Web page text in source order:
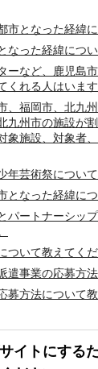
市となった経緯
なった経緯につ
ーなど、鹿児島
くれる人はいます
、福岡市、北九
九州市の施設が
象施設、対象者
年芸術祭について
となった経緯に
パートナーシッ
ついて教えてくだ
遣事業の応募方
募方法について教
イトにする